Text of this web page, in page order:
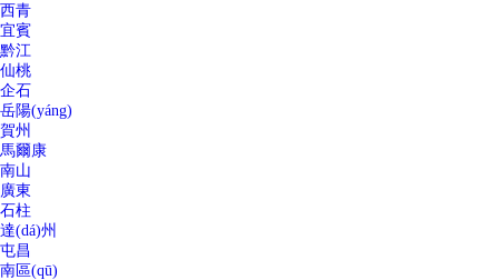
西青
宜賓
黔江
仙桃
企石
岳陽(yáng)
賀州
馬爾康
南山
廣東
石柱
達(dá)州
屯昌
南區(qū)